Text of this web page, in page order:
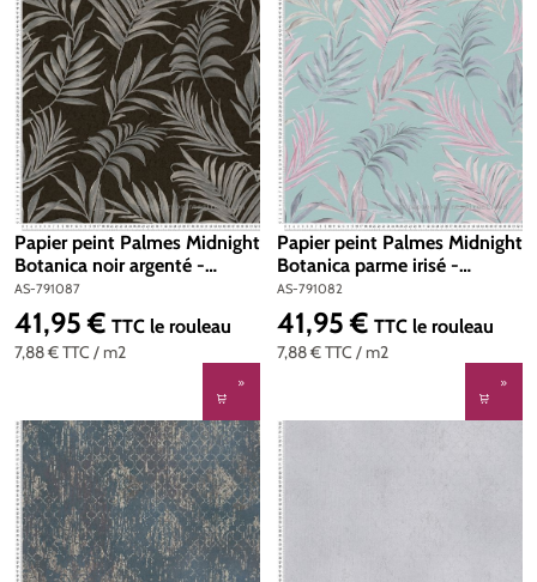
Papier peint Palmes Midnight
Botanica noir argenté -
Cosmoliving d'A.S. Création |
Réf. AS-791087
AS-791087
7,88 €TTC / m2
Prix régulier :
41,95 € TTC le rouleau
Papier peint Palmes Midnight
Botanica parme irisé -
Cosmoliving d'A.S. Création |
Réf. AS-791082
AS-791082
7,88 €TTC / m2
Prix régulier :
41,95 € TTC le rouleau